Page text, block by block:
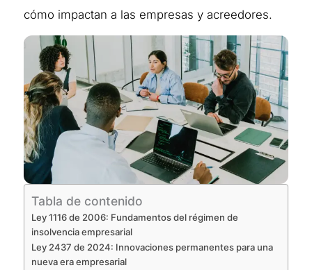
cómo impactan a las empresas y acreedores.
Tabla de contenido
Ley 1116 de 2006: Fundamentos del régimen de
insolvencia empresarial
Ley 2437 de 2024: Innovaciones permanentes para una
nueva era empresarial